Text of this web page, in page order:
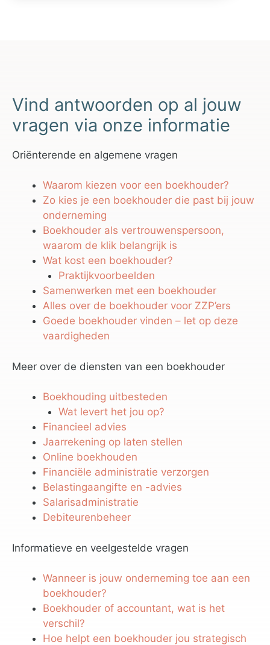
Vind antwoorden op al jouw
vragen via onze informatie
Oriënterende en algemene vragen
Waarom kiezen voor een boekhouder?
Zo kies je een boekhouder die past bij jouw
onderneming
Boekhouder als vertrouwenspersoon,
waarom de klik belangrijk is
Wat kost een boekhouder?
Praktijkvoorbeelden
Samenwerken met een boekhouder
Alles over de boekhouder voor ZZP’ers
Goede boekhouder vinden – let op deze
vaardigheden
Meer over de diensten van een boekhouder
Boekhouding uitbesteden
Wat levert het jou op?
Financieel advies
Jaarrekening op laten stellen
Online boekhouden
Financiële administratie verzorgen
Belastingaangifte en -advies
Salarisadministratie
Debiteurenbeheer
Informatieve en veelgestelde vragen
Wanneer is jouw onderneming toe aan een
boekhouder?
Boekhouder of accountant, wat is het
verschil?
Hoe helpt een boekhouder jou strategisch